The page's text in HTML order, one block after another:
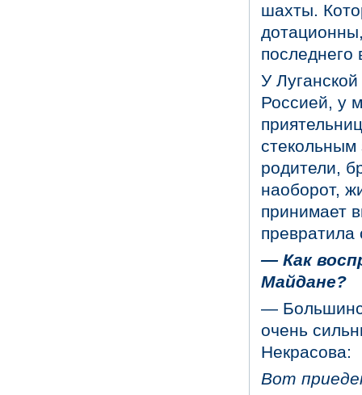
шахты.
последнего
У
Россией, у
родители,
наоборот,
принимает
превратила
—Как
Майдане?
—
очень
Некрасова:
Вот